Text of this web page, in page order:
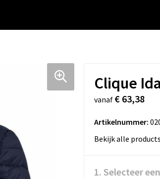
Clique
vanaf € 63,38
Artikelnummer:
Bekijk alle
1. Selecteer